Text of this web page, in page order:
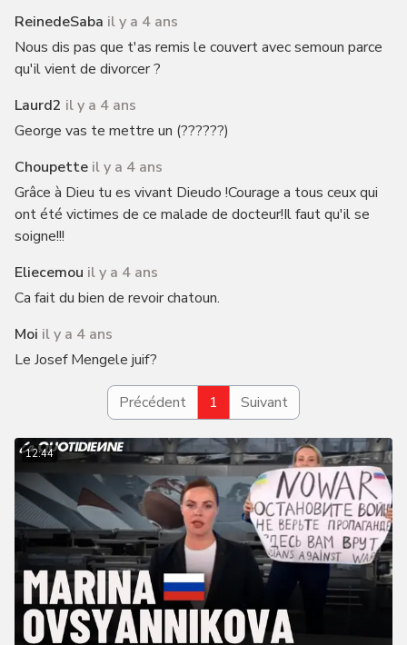
ReinedeSaba il y a 4 ans
Nous dis pas que t'as remis le couvert avec semoun parce
qu'il vient de divorcer ?
Laurd2 il y a 4 ans
George vas te mettre un (??????)
Choupette il y a 4 ans
Grâce à Dieu tu es vivant Dieudo !Courage a tous ceux qui
ont été victimes de ce malade de docteur!Il faut qu'il se
soigne!!!
Eliecemou il y a 4 ans
Ca fait du bien de revoir chatoun.
Moi il y a 4 ans
Le Josef Mengele juif?
Précédent 1 Suivant
12:44